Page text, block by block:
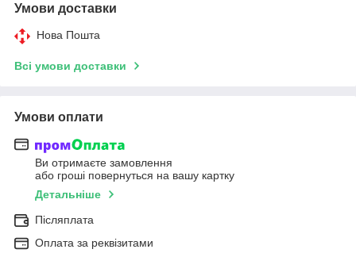
Умови доставки
Нова Пошта
Всі умови доставки
Умови оплати
Ви отримаєте замовлення
або гроші повернуться на вашу картку
Детальніше
Післяплата
Оплата за реквізитами